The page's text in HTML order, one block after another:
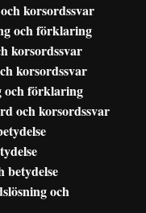
korsordssvar
och förklaring
korsordssvar
korsordssvar
och förklaring
och korsordssvar
betydelse
och